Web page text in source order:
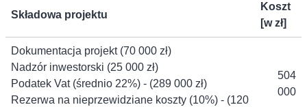
Składowa projektu
Koszt
[w zł]
Dokumentacja projekt (70 000 zł)
Nadzór inwestorski (25 000 zł)
Podatek Vat (średnio 22%) - (289 000 zł)
Rezerwa na nieprzewidziane koszty (10%) - (120
504
000